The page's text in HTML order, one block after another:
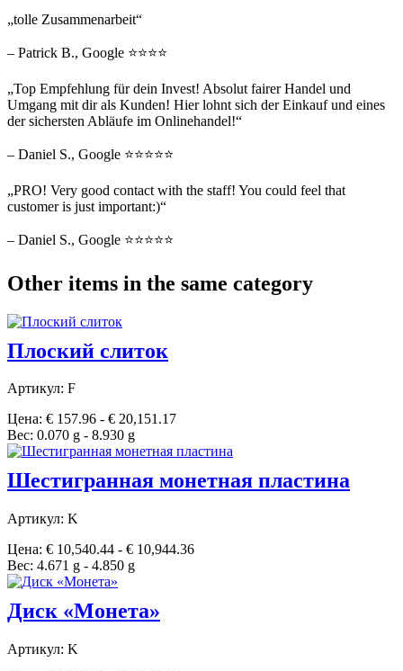
„tolle Zusammenarbeit“
– Patrick B., Google ⭐⭐⭐⭐
„Top Empfehlung für dein Invest! Absolut fairer Handel und
Umgang mit dir als Kunden! Hier lohnt sich der Einkauf und eines
der sichersten Abläufe im Onlinehandel!“
– Daniel S., Google ⭐⭐⭐⭐⭐
„PRO! Very good contact with the staff! You could feel that
customer is just important:)“
– Daniel S., Google ⭐⭐⭐⭐⭐
Other items in the same category
Плоский слиток
Артикул: F
Цена: € 157.96 - € 20,151.17
Вес: 0.070 g - 8.930 g
Шестигранная монетная пластина
Артикул: K
Цена: € 10,540.44 - € 10,944.36
Вес: 4.671 g - 4.850 g
Диск «Монета»
Артикул: K